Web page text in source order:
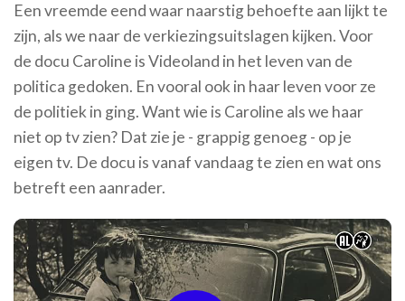
Een vreemde eend waar naarstig behoefte aan lijkt te
zijn, als we naar de verkiezingsuitslagen kijken. Voor
de docu Caroline is Videoland in het leven van de
politica gedoken. En vooral ook in haar leven voor ze
de politiek in ging. Want wie is Caroline als we haar
niet op tv zien? Dat zie je - grappig genoeg - op je
eigen tv. De docu is vanaf vandaag te zien en wat ons
betreft een aanrader.